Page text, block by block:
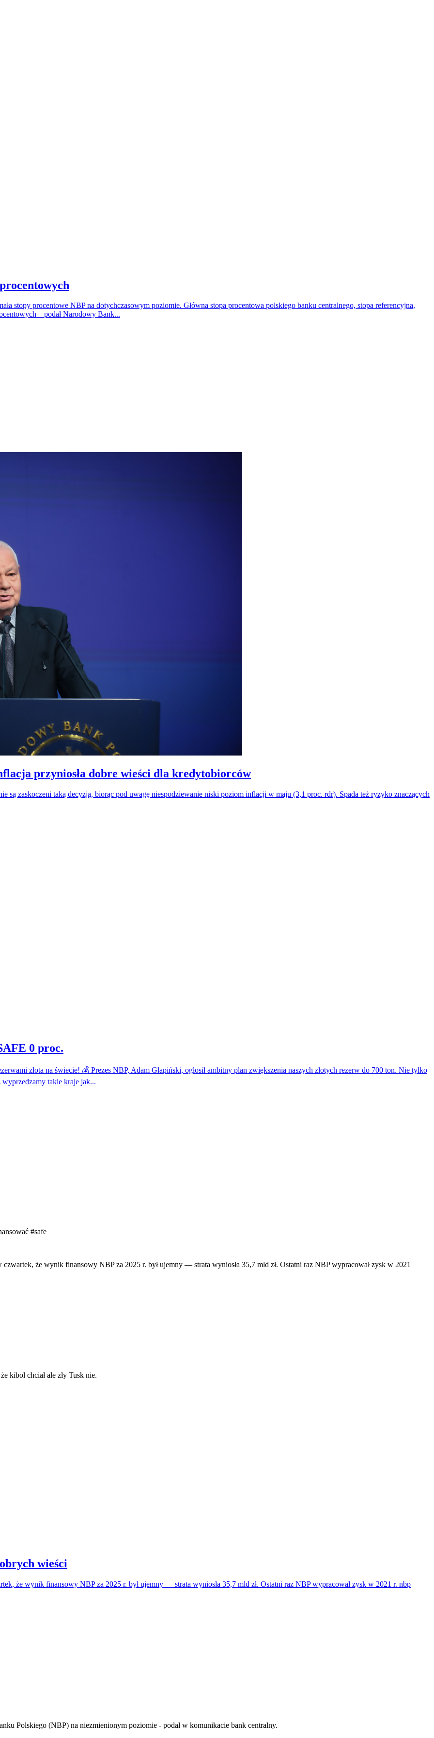
stopy procentowe NBP na dotychczasowym poziomie. Główna stopa procentowa polskiego banku centralnego, stopa referencyjna,
– podał Narodowy Bank...
przyniosła dobre wieści dla kredytobiorców
są zaskoczeni taką decyzją, biorąc pod uwagę niespodziewanie niski poziom inflacji w maju (3,1 proc. rdr). Spada też ryzyko znaczących
0 proc.
złota na świecie! 💰 Prezes NBP, Adam Glapiński, ogłosił ambitny plan zwiększenia naszych złotych rezerw do 700 ton. Nie tylko
takie kraje jak...
#safe
że wynik finansowy NBP za 2025 r. był ujemny — strata wyniosła 35,7 mld zł. Ostatni raz NBP wypracował zysk w 2021
kibol chciał ale zły Tusk nie.
wieści
że wynik finansowy NBP za 2025 r. był ujemny — strata wyniosła 35,7 mld zł. Ostatni raz NBP wypracował zysk w 2021 r. nbp
Polskiego (NBP) na niezmienionym poziomie - podał w komunikacie bank centralny.